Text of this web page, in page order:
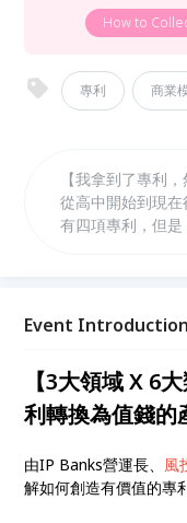
How to
專利 商業
【我拿到了專利
從高中開始到現
有四項專利，但
產！
Event Introduction
【3大領域 X 6
利轉換為值錢的
由IP Banks營運長、 風
解如何創造有價值的專